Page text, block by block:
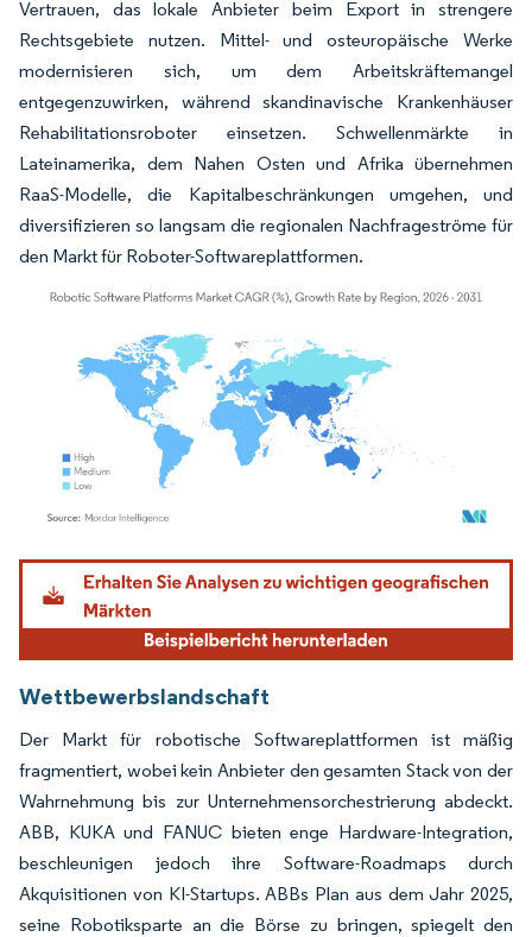
Vertrauen, das lokale Anbieter beim Export in strengere
Rechtsgebiete nutzen. Mittel- und osteuropäische Werke
modernisieren sich, um dem Arbeitskräftemangel
entgegenzuwirken, während skandinavische Krankenhäuser
Rehabilitationsroboter einsetzen. Schwellenmärkte in
Lateinamerika, dem Nahen Osten und Afrika übernehmen
RaaS-Modelle, die Kapitalbeschränkungen umgehen, und
diversifizieren so langsam die regionalen Nachfrageströme für
den Markt für Roboter-Softwareplattformen.
Bild © Mordor Intelligence. Wiederverwendung erfordert Namensnennung gemäß
Wettbewerbslandschaft
Der Markt für robotische Softwareplattformen ist mäßig
fragmentiert, wobei kein Anbieter den gesamten Stack von der
Wahrnehmung bis zur Unternehmensorchestrierung abdeckt.
ABB, KUKA und FANUC bieten enge Hardware-Integration,
beschleunigen jedoch ihre Software-Roadmaps durch
Akquisitionen von KI-Startups. ABBs Plan aus dem Jahr 2025,
seine Robotiksparte an die Börse zu bringen, spiegelt den